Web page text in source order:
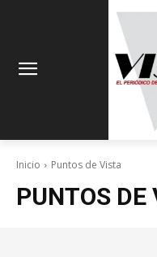
Inicio Puntos de Vista
PUNTOS DE